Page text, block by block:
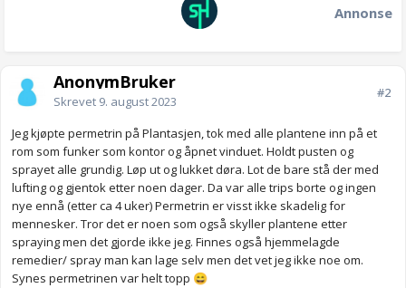
Annonse
AnonymBruker
Skrevet 9. august 2023
#2
Jeg kjøpte permetrin på Plantasjen, tok med alle plantene inn på et
rom som funker som kontor og åpnet vinduet. Holdt pusten og
sprayet alle grundig. Løp ut og lukket døra. Lot de bare stå der med
lufting og gjentok etter noen dager. Da var alle trips borte og ingen
nye ennå (etter ca 4 uker) Permetrin er visst ikke skadelig for
mennesker. Tror det er noen som også skyller plantene etter
spraying men det gjorde ikke jeg. Finnes også hjemmelagde
remedier/ spray man kan lage selv men det vet jeg ikke noe om.
Synes permetrinen var helt topp 😄